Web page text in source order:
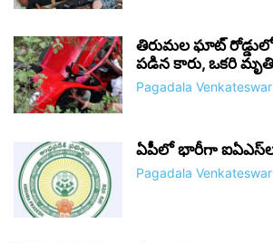
తిరుమల ఘాట్
పడిన కారు, ఒకరి
Pagadala Venkateswar
ఏపీలో భారీగా ఐఏఎస్‌ల
Pagadala Venkateswar